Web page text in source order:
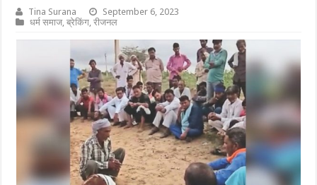
Tina Surana
September 6, 2023
धर्म समाज,ब्रेकिंग,रीजनल